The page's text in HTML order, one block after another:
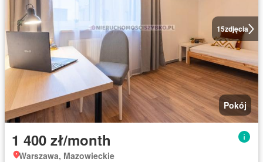
15zdjęcia
Pokój
1 400 zł/month
Warszawa, Mazowieckie